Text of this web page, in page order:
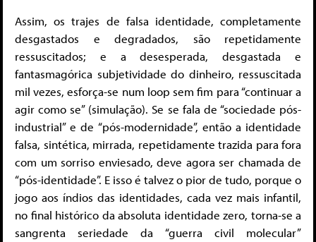
Assim, os trajes de falsa identidade, completamente
desgastados e degradados, são repetidamente
ressuscitados; e a desesperada, desgastada e
fantasmagórica subjetividade do dinheiro, ressuscitada
mil vezes, esforça-se num loop sem fim para “continuar a
agir como se” (simulação). Se se fala de “sociedade pós-
industrial” e de “pós-modernidade”, então a identidade
falsa, sintética, mirrada, repetidamente trazida para fora
com um sorriso enviesado, deve agora ser chamada de
“pós-identidade”. E isso é talvez o pior de tudo, porque o
jogo aos índios das identidades, cada vez mais infantil,
no final histórico da absoluta identidade zero, torna-se a
sangrenta seriedade da “guerra civil molecular”